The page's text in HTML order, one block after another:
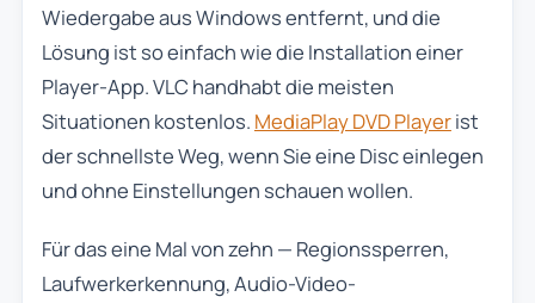
Wiedergabe aus Windows entfernt, und die
Lösung ist so einfach wie die Installation einer
Player-App. VLC handhabt die meisten
Situationen kostenlos. MediaPlay DVD Playerist
der schnellste Weg, wenn Sie eine Disc einlegen
und ohne Einstellungen schauen wollen.
Für das eine Mal von zehn — Regionssperren,
Laufwerkerkennung, Audio-Video-